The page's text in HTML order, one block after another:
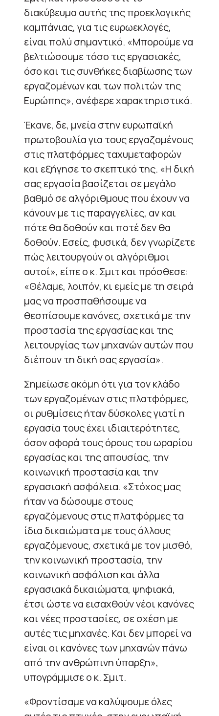
διακύβευμα αυτής της προεκλογικής
καμπάνιας, για τις ευρωεκλογές,
είναι πολύ σημαντικό. «Μπορούμε να
βελτιώσουμε τόσο τις εργασιακές,
όσο και τις συνθήκες διαβίωσης των
εργαζομένων και των πολιτών της
Ευρώπης», ανέφερε χαρακτηριστικά.
Έκανε, δε, μνεία στην ευρωπαϊκή
πρωτοβουλία για τους εργαζομένους
στις πλατφόρμες ταχυμεταφορών
και εξήγησε το σκεπτικό της. «Η δική
σας εργασία βασίζεται σε μεγάλο
βαθμό σε αλγόριθμους που έχουν να
κάνουν με τις παραγγελίες, αν και
πότε θα δοθούν και ποτέ δεν θα
δοθούν. Εσείς, φυσικά, δεν γνωρίζετε
πώς λειτουργούν οι αλγόριθμοι
αυτοί», είπε ο κ. Σμιτ και πρόσθεσε:
«Θέλαμε, λοιπόν, κι εμείς με τη σειρά
μας να προσπαθήσουμε να
θεσπίσουμε κανόνες, σχετικά με την
προστασία της εργασίας και της
λειτουργίας των μηχανών αυτών που
διέπουν τη δική σας εργασία».
Σημείωσε ακόμη ότι για τον κλάδο
των εργαζομένων στις πλατφόρμες,
οι ρυθμίσεις ήταν δύσκολες γιατί η
εργασία τους έχει ιδιαιτερότητες,
όσον αφορά τους όρους του ωραρίου
εργασίας και της απουσίας, την
κοινωνική προστασία και την
εργασιακή ασφάλεια. «Στόχος μας
ήταν να δώσουμε στους
εργαζόμενους στις πλατφόρμες τα
ίδια δικαιώματα με τους άλλους
εργαζόμενους, σχετικά με τον μισθό,
την κοινωνική προστασία, την
κοινωνική ασφάλιση και άλλα
εργασιακά δικαιώματα, ψηφιακά,
έτσι ώστε να εισαχθούν νέοι κανόνες
και νέες προστασίες, σε σχέση με
αυτές τις μηχανές. Και δεν μπορεί να
είναι οι κανόνες των μηχανών πάνω
από την ανθρώπινη ύπαρξη»,
υπογράμμισε ο κ. Σμιτ.
«Φροντίσαμε να καλύψουμε όλες